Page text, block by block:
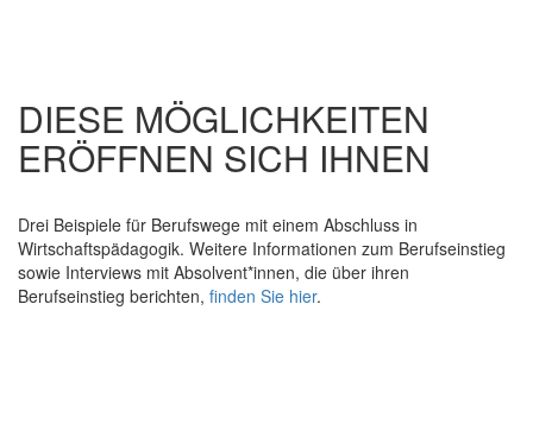
DIESE MÖGLICHKEITEN
ERÖFFNEN SICH IHNEN
Drei Beispiele für Berufswege mit einem Abschluss in
Wirtschaftspädagogik. Weitere Informationen zum Berufseinstieg
sowie Interviews mit Absolvent*innen, die über ihren
Berufseinstieg berichten, finden Sie hier.